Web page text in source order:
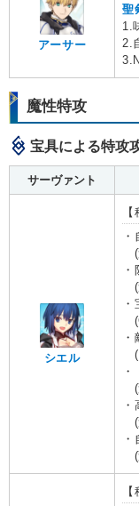
アーサー
聖
1.
2.
魔性特攻
宝具による特攻
サーヴァント
シエル
(
(
(
(
(